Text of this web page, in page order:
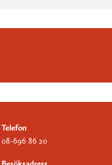
Telefon
08-696 86 20